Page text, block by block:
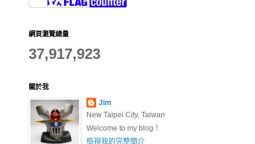
網頁瀏覽總量
37,917,923
關於我
Jim
New Taipei City, Taiwan
Welcome to my blog！
檢視我的完整簡介